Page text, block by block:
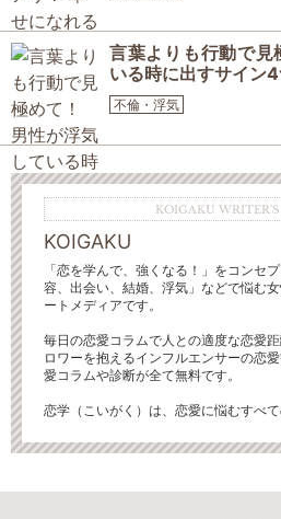
言葉よりも行動で見
いる時に出すサイン
不倫・浮気
KOIGAKU WRITER'S
KOIGAKU
「恋を学んで、強くなる！」をコンセ
容、出会い、結婚、浮気」などで悩む
ートメディアです。
毎日の恋愛コラムで人との適度な恋愛
ロワーを抱えるインフルエンサーの恋
愛コラムや診断が全て無料です。
恋学（こいがく）は、恋愛に悩むすべ